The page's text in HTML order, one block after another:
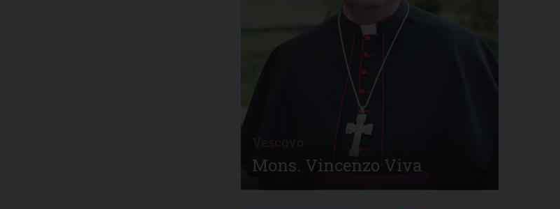
Vescovo
Mons. Vincenzo Viva